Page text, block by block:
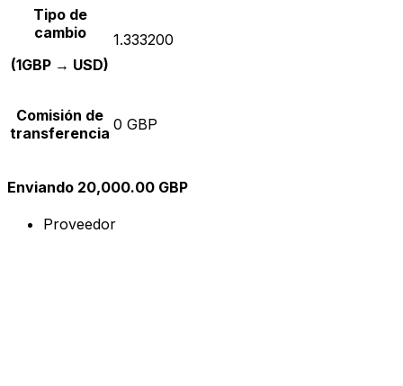
Tipo de
cambio
(1GBP → USD)
1.333200
Comisión de
transferencia 0 GBP
Enviando 20,000.00 GBP
Proveedor